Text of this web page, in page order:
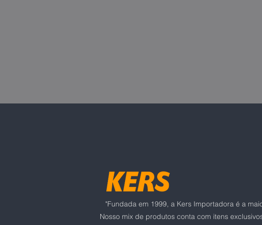
"Fundada em 1999, a Kers Importadora é a
Nosso mix de produtos conta com itens